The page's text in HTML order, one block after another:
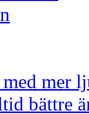
mer
bättre